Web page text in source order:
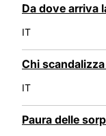
Da dove arriva
IT
Chi
IT
Paura delle